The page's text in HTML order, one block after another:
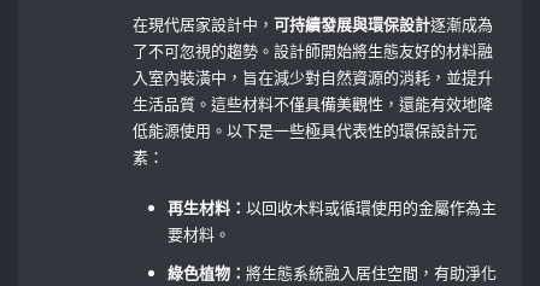
在現代居家設計中，可持續發展與環保設計逐漸成為
了不可忽視的趨勢。設計師開始將生態友好的材料融
入室內裝潢中，旨在減少對自然資源的消耗，並提升
生活品質。這些材料不僅具備美觀性，還能有效地降
低能源使用。以下是一些極具代表性的環保設計元
素：
再生材料：以回收木料或循環使用的金屬作為主
要材料。
綠色植物：將生態系統融入居住空間，有助淨化